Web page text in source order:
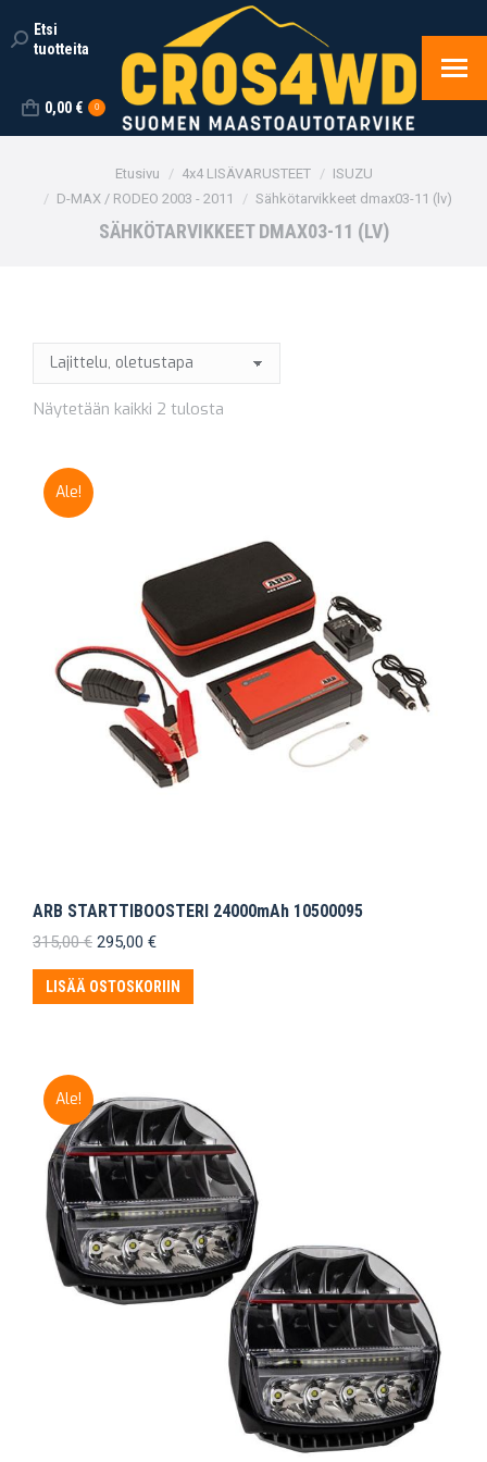
Search:
Etsi
tuotteita
0,00 € 0
You are here:Etusivu 4x4 LISÄVARUSTEET
ISUZU
D-MAX / RODEO 2003 - 2011
Sähkötarvikkeet dmax03-11 (lv)
SÄHKÖTARVIKKEET DMAX03-11 (LV)
Näytetään kaikki 2 tulosta
Ale!
ARB STARTTIBOOSTERI 24000mAh 10500095
315,00€ Alkuperäinen
oli:
315,00 €.
295,00 €Nykyinen
on:
295,00 €.
LISÄÄ OSTOSKORIIN
Ale!